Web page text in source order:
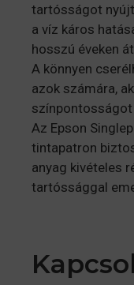
tartósságot
a víz káros
hosszú éveken
A könnyen
azok számára,
színpontosságot
Az Epson
tintapatron
anyag kivételes
tartóssággal